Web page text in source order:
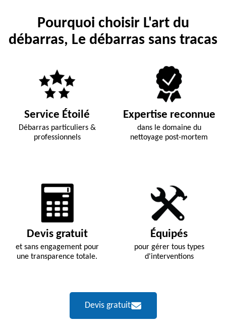
Pourquoi choisir L'art du
débarras, Le débarras sans tracas
Service Étoilé
Débarras particuliers &
professionnels
Expertise reconnue
dans le domaine du
nettoyage post-mortem
Devis gratuit
et sans engagement pour
une transparence totale.
Équipés
pour gérer tous types
d'interventions
Devis gratuit